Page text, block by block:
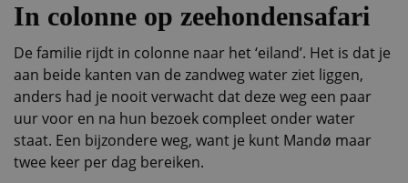
In colonne op zeehondensafari
De familie rijdt in colonne naar het ‘eiland’. Het is dat je
aan beide kanten van de zandweg water ziet liggen,
anders had je nooit verwacht dat deze weg een paar
uur voor en na hun bezoek compleet onder water
staat. Een bijzondere weg, want je kunt Mandø maar
twee keer per dag bereiken.